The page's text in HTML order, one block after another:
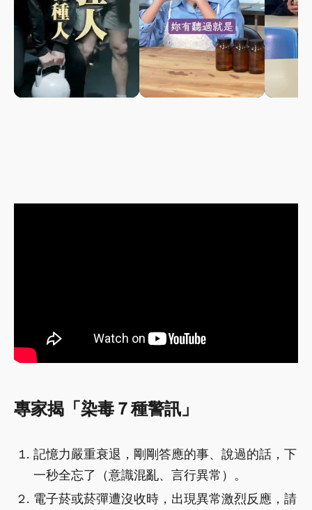
專家揭「染毒７種警訊」
記憶力嚴重衰退，剛剛答應的事、說過的話，下
一秒全忘了（意識混亂、言行異常）。
電子菸或菸彈遭沒收時，出現異常激烈反應，請